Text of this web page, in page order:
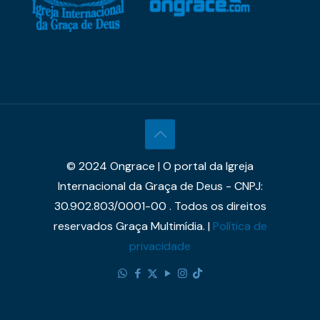
© 2024 Ongrace | O portal da Igreja
Internacional da Graça de Deus - CNPJ:
30.902.803/0001-00 . Todos os direitos
reservados Graça Multimídia. |Política de
privacidade